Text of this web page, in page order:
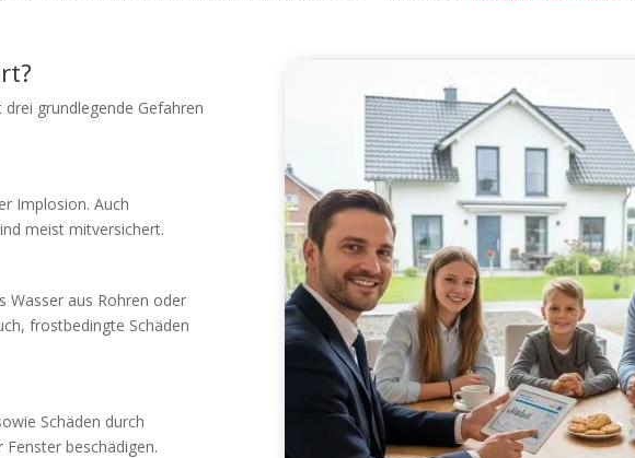
grundlegende Gefahren
Implosion. Auch
meist mitversichert.
Wasser aus Rohren oder
frostbedingte Schäden
Schäden durch
beschädigen.